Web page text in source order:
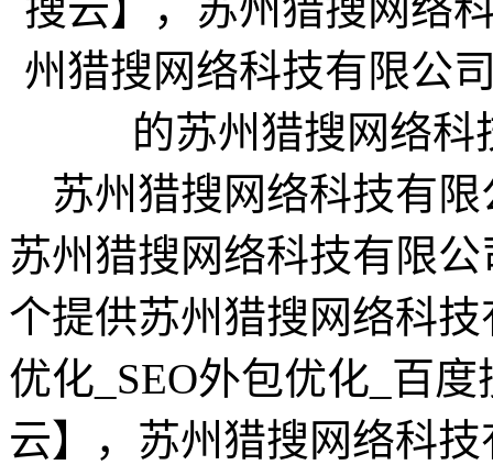
苏州猎搜网络科技有限
苏州猎搜网络科技有限公
个提供苏州猎搜网络科
优化_SEO外包优化_百
云】，苏州猎搜网络科